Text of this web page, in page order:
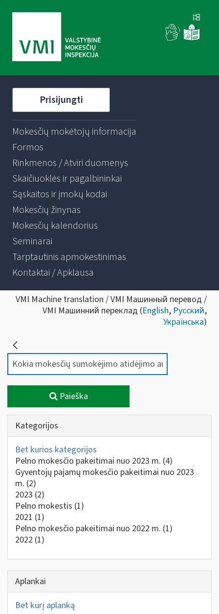
Prisijungti
Mokesčių mokėtojų informacija
Formos
Rinkmenos / Atviri duomenys
Skaičiuoklės ir pagalbininkai
Sąskaitos ir įmokų kodai
Mokesčių žinynas
Mokesčių kalendorius
Seminarai
Tarptautinis apmokestinimas
Kontaktai / Apklausa
VMI Machine translation / VMI Машинный перевод /
VMI Машинний переклад (English, Русский,
Українська)
Paieška
Kategorijos
Bet kurios kategorijos
Pelno mokesčio pakeitimai nuo 2023 m. (4)
Gyventojų pajamų mokesčio pakeitimai nuo 2023
m. (2)
2023 (2)
Pelno mokestis (1)
2021 (1)
Pelno mokesčio pakeitimai nuo 2022 m. (1)
2022 (1)
Aplankai
Bet kurį aplanką